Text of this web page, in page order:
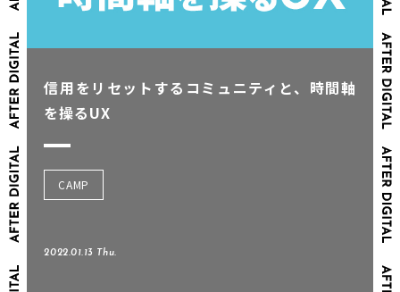
信用をリセットするコミュニティと、時間軸
を操るUX
CAMP
2022.01.13 Thu.